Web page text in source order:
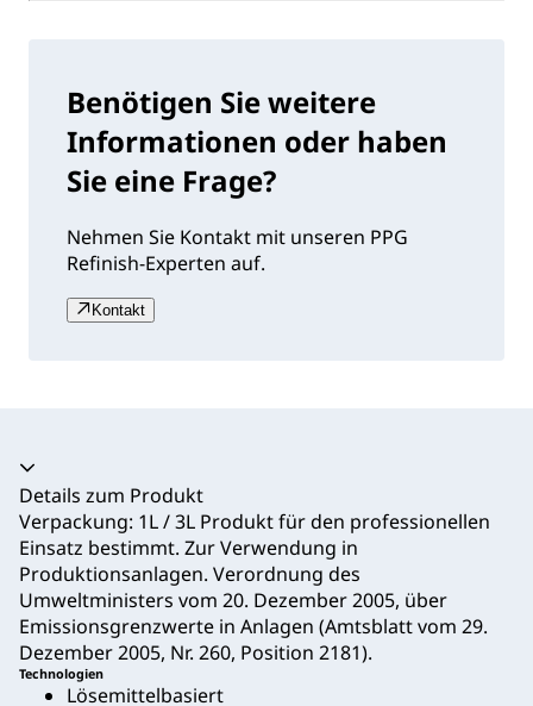
Benötigen Sie weitere
Informationen oder haben
Sie eine Frage?
Nehmen Sie Kontakt mit unseren PPG
Refinish-Experten auf.
Kontakt
Akkordeon zusammengeklappt
Details zum Produkt
Verpackung: 1L / 3L Produkt für den professionellen
Einsatz bestimmt. Zur Verwendung in
Produktionsanlagen. Verordnung des
Umweltministers vom 20. Dezember 2005, über
Emissionsgrenzwerte in Anlagen (Amtsblatt vom 29.
Dezember 2005, Nr. 260, Position 2181).
Technologien
Lösemittelbasiert